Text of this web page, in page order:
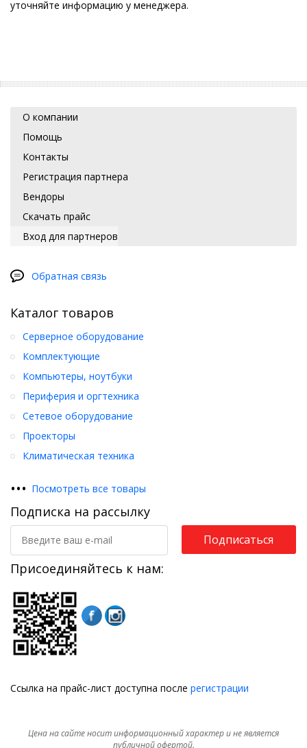
уточняйте информацию у менеджера.
О компании
Помощь
Контакты
Регистрация партнера
Вендоры
Скачать прайс
Вход для партнеров
Обратная связь
Каталог товаров
Серверное оборудование
Комплектующие
Компьютеры, ноутбуки
Периферия и оргтехника
Сетевое оборудование
Проекторы
Климатическая техника
••• Посмотреть все товары
Подписка на рассылку
Подписаться
Присоединяйтесь к нам:
Ссылка на прайс-лист доступна после регистрации
Цена на сайте носит информационный характер и не является
публичной офертой.